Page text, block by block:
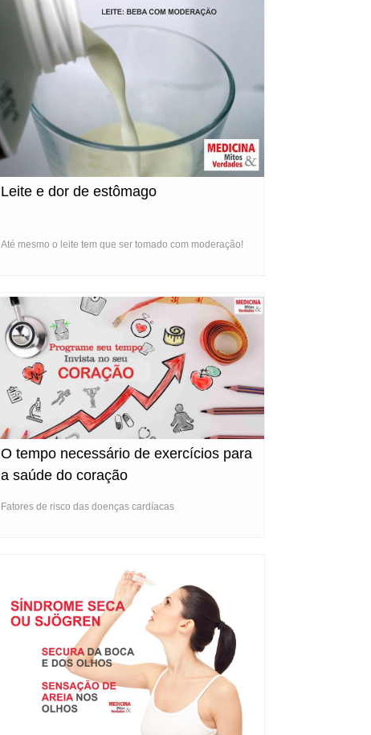
Leite e dor de estômago
Até mesmo o leite tem que ser tomado com moderação!
O tempo necessário de exercícios para
a saúde do coração
Fatores de risco das doenças cardíacas